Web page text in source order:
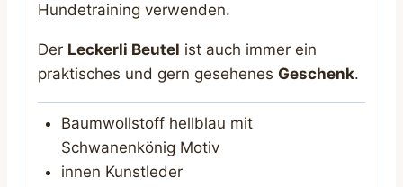
Hundetraining verwenden.
Der Leckerli Beutel ist auch immer ein
praktisches und gern gesehenes Geschenk.
Baumwollstoff hellblau mit
Schwanenkönig Motiv
innen Kunstleder